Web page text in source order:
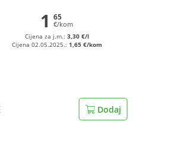
1 65
€/kom
Cijena za j.m.: 3,30 €/l
Cijena 02.05.2025.: 1,65 €/kom
Dodaj